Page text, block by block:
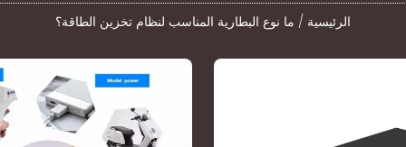
الرئيسية / ما نوع البطارية المناسب لنظام تخزين الطاقة؟